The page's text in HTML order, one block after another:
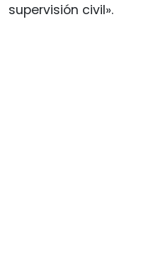
supervisión civil».